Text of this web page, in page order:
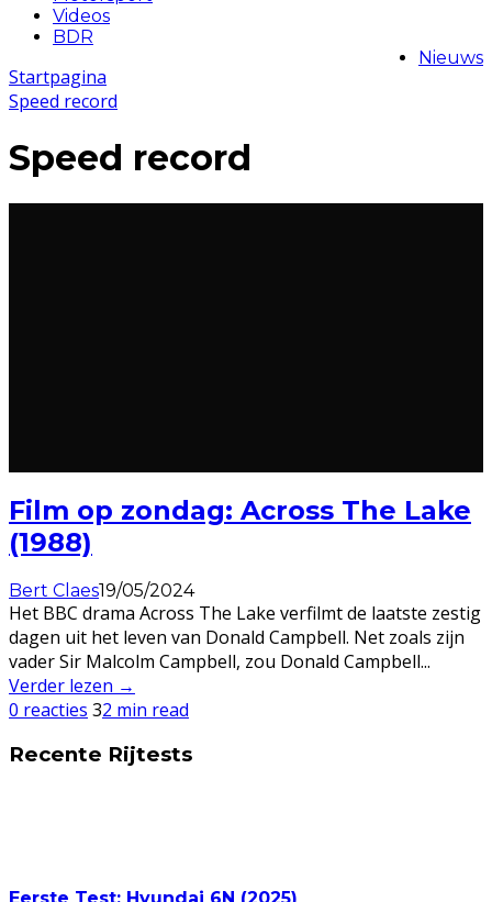
Videos
BDR
Nieuws
Startpagina
Speed record
Speed record
Film op zondag: Across The Lake
(1988)
Bert Claes19/05/2024
Het BBC drama Across The Lake verfilmt de laatste zestig
dagen uit het leven van Donald Campbell. Net zoals zijn
vader Sir Malcolm Campbell, zou Donald Campbell...
Verder lezen →
0 reacties 32 min read
Recente Rijtests